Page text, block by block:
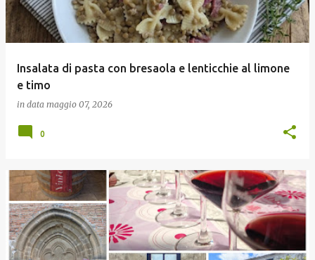
Insalata di pasta con bresaola e lenticchie al limone
e timo
in data maggio 07, 2026
0